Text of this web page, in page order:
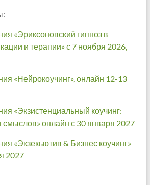
«Эриксоновский гипноз в
и терапии» с 7 ноября 2026,
«Нейрокоучинг», онлайн 12-13
«Экзистенциальный коучинг:
смыслов» онлайн с 30 января 2027
«Экзекьютив & Бизнес коучинг»
2027